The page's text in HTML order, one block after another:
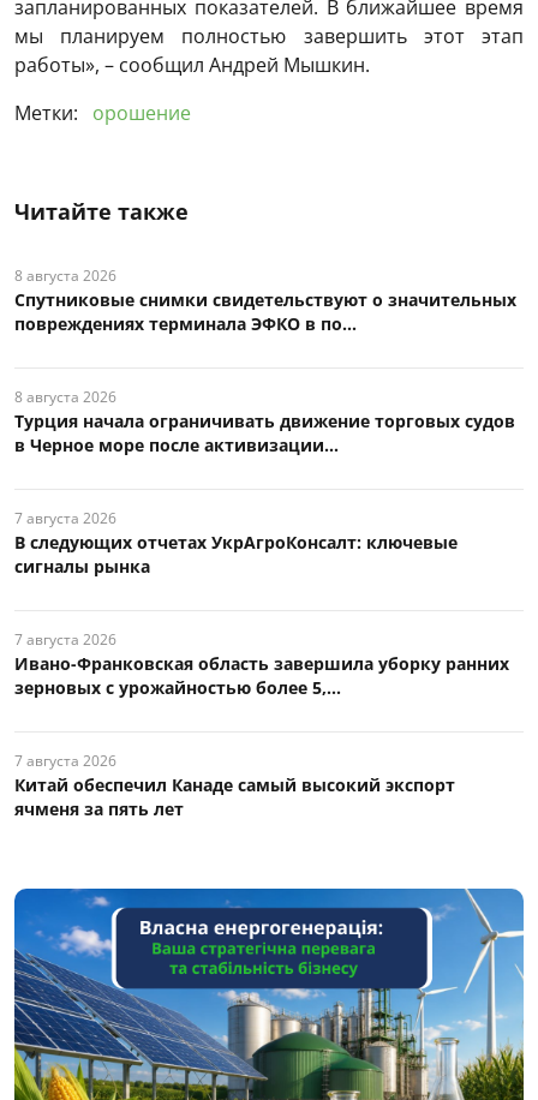
запланированных показателей. В ближайшее время
мы планируем полностью завершить этот этап
работы», – сообщил Андрей Мышкин.
Метки:
орошение
Читайте также
8 августа 2026
Спутниковые снимки свидетельствуют о значительных
повреждениях терминала ЭФКО в по...
8 августа 2026
Турция начала ограничивать движение торговых судов
в Черное море после активизации...
7 августа 2026
В следующих отчетах УкрАгроКонсалт: ключевые
сигналы рынка
7 августа 2026
Ивано-Франковская область завершила уборку ранних
зерновых с урожайностью более 5,...
7 августа 2026
Китай обеспечил Канаде самый высокий экспорт
ячменя за пять лет